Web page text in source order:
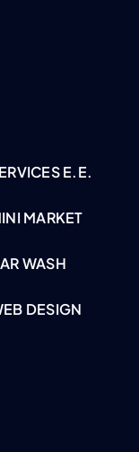
E.E.
MARKET
WASH
DESIGN